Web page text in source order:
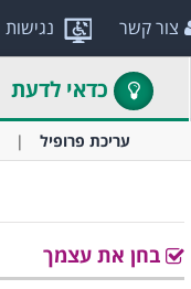
נגישות צור קשר
כדאי לדעת
עריכת פרופיל
בחן את עצמך